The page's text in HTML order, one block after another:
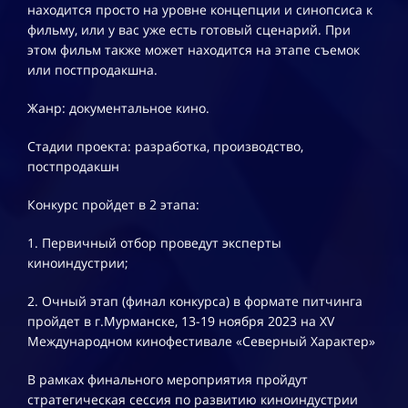
находится просто на уровне концепции и синопсиса к
фильму, или у вас уже есть готовый сценарий. При
этом фильм также может находится на этапе съемок
или постпродакшна.
Жанр: документальное кино.
Стадии проекта: разработка, производство,
постпродакшн
Конкурс пройдет в 2 этапа:
1. Первичный отбор проведут эксперты
киноиндустрии;
2. Очный этап (финал конкурса) в формате питчинга
пройдет в г.Мурманске, 13-19 ноября 2023 на XV
Международном кинофестивале «Северный Характер»
В рамках финального мероприятия пройдут
стратегическая сессия по развитию киноиндустрии
04
05
06
07
08
09
11
12
05
04
07
09
11
12
04
05
07
11
12
- Финал конкурса по анимации в формате питчинга
- Также пройдут лекции и мастер-классы от
экспертов киноиндустрии.
Завершился финал Арктической стартап-
развития креативной экономики, разработчик
Концепции развития креативной экономики
Республики Саха (Якутия). Для участия вы можете
подать заявку
Телефон для связи *